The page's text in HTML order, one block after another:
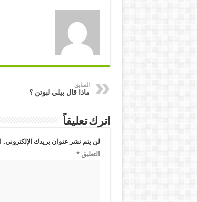
السابق
ماذا قال بيلي لبوتن ؟
اترك تعليقاً
لن يتم نشر عنوان بريدك الإلكتروني.
التعليق*